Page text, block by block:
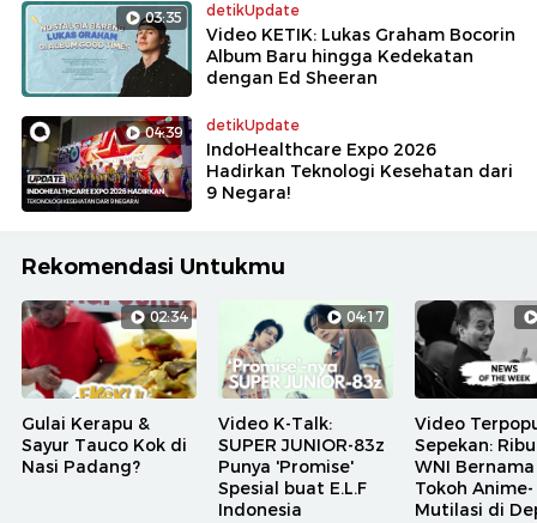
03:35 detikUpdate
Video KETIK: Lukas Graham Bocorin
Album Baru hingga Kedekatan
dengan Ed Sheeran
04:39 detikUpdate
IndoHealthcare Expo 2026
Hadirkan Teknologi Kesehatan dari
9 Negara!
Rekomendasi Untukmu
02:34
Gulai Kerapu &
Sayur Tauco Kok di
Nasi Padang?
04:17
Video K-Talk:
SUPER JUNIOR-83z
Punya 'Promise'
Spesial buat E.L.F
Indonesia
Video
Sepekan:
WNI Bernama
Tokoh Anime-
Mutilasi di